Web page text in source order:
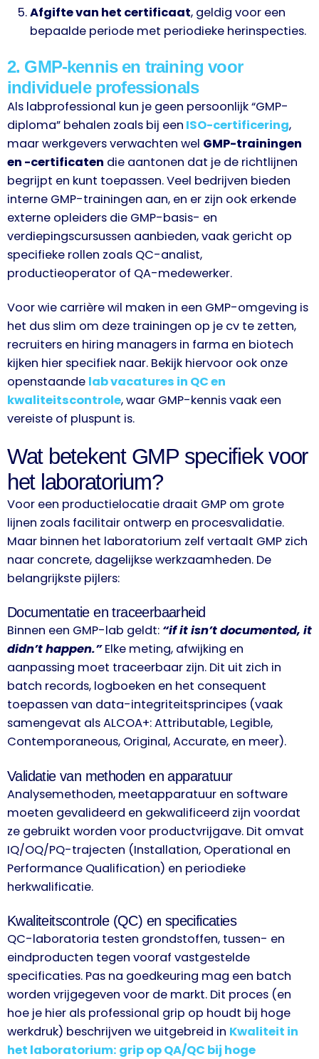
Afgifte van het certificaat, geldig voor een
bepaalde periode met periodieke herinspecties.
2. GMP-kennis en training voor
individuele professionals
Als labprofessional kun je geen persoonlijk “GMP-
diploma” behalen zoals bij een ISO-certificering,
maar werkgevers verwachten wel GMP-trainingen
en -certificaten die aantonen dat je de richtlijnen
begrijpt en kunt toepassen. Veel bedrijven bieden
interne GMP-trainingen aan, en er zijn ook erkende
externe opleiders die GMP-basis- en
verdiepingscursussen aanbieden, vaak gericht op
specifieke rollen zoals QC-analist,
productieoperator of QA-medewerker.
Voor wie carrière wil maken in een GMP-omgeving is
het dus slim om deze trainingen op je cv te zetten,
recruiters en hiring managers in farma en biotech
kijken hier specifiek naar. Bekijk hiervoor ook onze
openstaande lab vacatures in QC en
kwaliteitscontrole, waar GMP-kennis vaak een
vereiste of pluspunt is.
Wat betekent GMP specifiek voor
het laboratorium?
Voor een productielocatie draait GMP om grote
lijnen zoals facilitair ontwerp en procesvalidatie.
Maar binnen het laboratorium zelf vertaalt GMP zich
naar concrete, dagelijkse werkzaamheden. De
belangrijkste pijlers:
Documentatie en traceerbaarheid
Binnen een GMP-lab geldt: “if it isn’t documented, it
didn’t happen.”Elke meting, afwijking en
aanpassing moet traceerbaar zijn. Dit uit zich in
batch records, logboeken en het consequent
toepassen van data-integriteitsprincipes (vaak
samengevat als ALCOA+: Attributable, Legible,
Contemporaneous, Original, Accurate, en meer).
Validatie van methoden en apparatuur
Analysemethoden, meetapparatuur en software
moeten gevalideerd en gekwalificeerd zijn voordat
ze gebruikt worden voor productvrijgave. Dit omvat
IQ/OQ/PQ-trajecten (Installation, Operational en
Performance Qualification) en periodieke
herkwalificatie.
Kwaliteitscontrole (QC) en specificaties
QC-laboratoria testen grondstoffen, tussen- en
eindproducten tegen vooraf vastgestelde
specificaties. Pas na goedkeuring mag een batch
worden vrijgegeven voor de markt. Dit proces (en
hoe je hier als professional grip op houdt bij hoge
werkdruk) beschrijven we uitgebreid in Kwaliteit in
het laboratorium: grip op QA/QC bij hoge